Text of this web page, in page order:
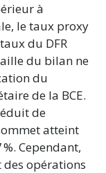
à
le taux proxy
du DFR
du bilan ne
du
de la BCE.
de
atteint
Cependant,
des opérations